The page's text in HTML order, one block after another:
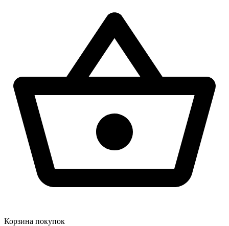
Корзина покупок